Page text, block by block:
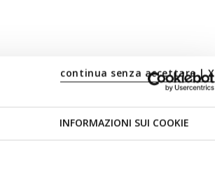
INFORMAZIONI SUI COOKIE
continua senza accettare | X